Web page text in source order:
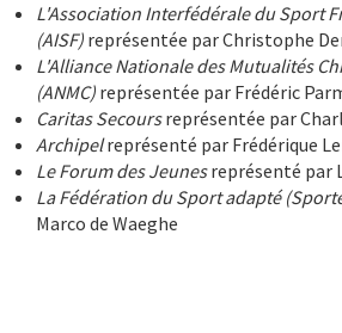
L'Association Interfédérale du Sport
(AISF) représentée par Christophe
L'Alliance Nationale des Mutualités
(ANMC) représentée par Frédéric
Caritas Secoursreprésentée par
Archipelreprésenté par Frédérique
Le Forum des Jeunesreprésenté par
La Fédération du Sport adapté
Marco de Waeghe